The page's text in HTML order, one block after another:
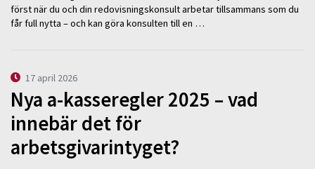
först när du och din redovisningskonsult arbetar tillsammans som du
får full nytta – och kan göra konsulten till en …
17 april 2026
Nya a-kasseregler 2025 – vad
innebär det för
arbetsgivarintyget?